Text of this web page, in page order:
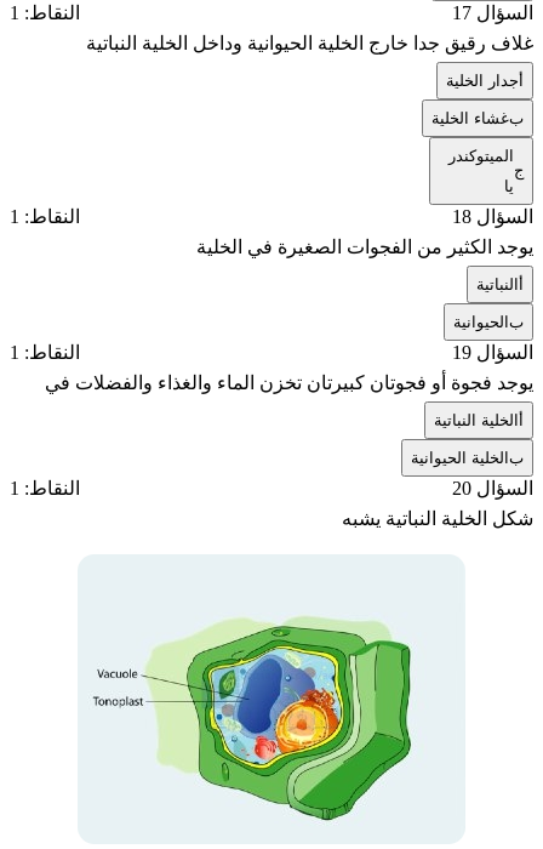
السؤال 17
النقاط: 1
غلاف رقيق جدا خارج الخلية الحيوانية وداخل الخلية النباتية
جدار الخلية
بغشاء الخلية
ج
الميتوكندر
يا
السؤال 18
النقاط: 1
يوجد الكثير من الفجوات الصغيرة في الخلية
النباتية
بالحيوانية
السؤال 19
النقاط: 1
يوجد فجوة أو فجوتان كبيرتان تخزن الماء والغذاء والفضلات في
الخلية النباتية
بالخلية الحيوانية
السؤال 20
النقاط: 1
شكل الخلية النباتية يشبه